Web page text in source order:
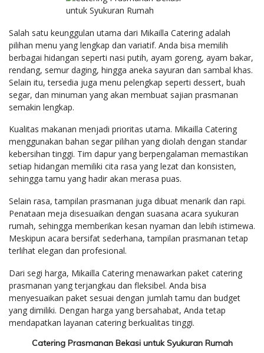
Salah satu keunggulan utama dari Mikailla Catering adalah
pilihan menu yang lengkap dan variatif. Anda bisa memilih
berbagai hidangan seperti nasi putih, ayam goreng, ayam bakar,
rendang, semur daging, hingga aneka sayuran dan sambal khas.
Selain itu, tersedia juga menu pelengkap seperti dessert, buah
segar, dan minuman yang akan membuat sajian prasmanan
semakin lengkap.
Kualitas makanan menjadi prioritas utama. Mikailla Catering
menggunakan bahan segar pilihan yang diolah dengan standar
kebersihan tinggi. Tim dapur yang berpengalaman memastikan
setiap hidangan memiliki cita rasa yang lezat dan konsisten,
sehingga tamu yang hadir akan merasa puas.
Selain rasa, tampilan prasmanan juga dibuat menarik dan rapi.
Penataan meja disesuaikan dengan suasana acara syukuran
rumah, sehingga memberikan kesan nyaman dan lebih istimewa.
Meskipun acara bersifat sederhana, tampilan prasmanan tetap
terlihat elegan dan profesional.
Dari segi harga, Mikailla Catering menawarkan paket catering
prasmanan yang terjangkau dan fleksibel. Anda bisa
menyesuaikan paket sesuai dengan jumlah tamu dan budget
yang dimiliki. Dengan harga yang bersahabat, Anda tetap
mendapatkan layanan catering berkualitas tinggi.
Catering Prasmanan Bekasi untuk Syukuran Rumah